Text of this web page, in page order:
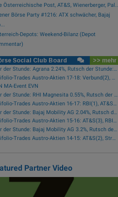
Österreichische Post, AT&S, Wienerberger, Pal...
Börse Party #1216: ATX schwächer, Bajaj
Depots: Weekend-Bilanz (Depot
Social Club Board >> mehr
Star der Stunde: Agrana 2.24%, Rutsch der Stunde: CA Immo -1.42%
MA-Event EVN
Star der Stunde: RHI Magnesita 0.55%, Rutsch der Stunde: AT&S -2.29%
wikifolio-Trades Austro-Aktien 16-17: RBI(1), AT&S(1), Wienerberger(1), Österreichische Post(1)
wikifolio-Trades Austro-Aktien 15-16: AT&S(3), RBI(2), Wienerberger(1), voestalpine(1), Kontron(1), Bawag(1)
Star der Stunde: Bajaj Mobility AG 3.2%, Rutsch der Stunde: Polytec Group -1.01%
wikifolio-Trades Austro-Aktien 14-15: AT&S(2), Strabag(1)
Partner Video